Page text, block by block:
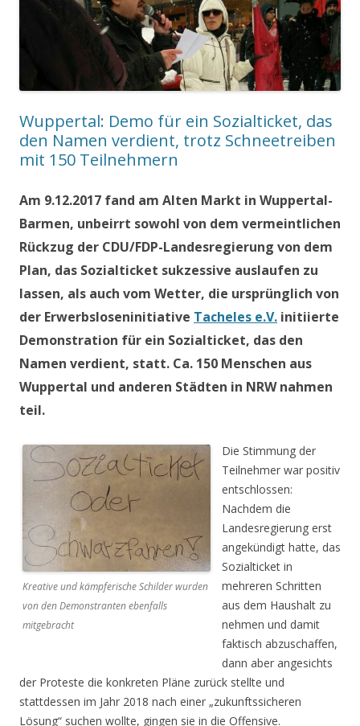
Wuppertal: Demo für ein Sozialticket, das
den Namen verdient, trotz Schneetreiben
mit 150 Teilnehmern
Am 9.12.2017 fand am Alten Markt in Wuppertal-
Barmen, unbeirrt sowohl von dem vermeintlichen
Rückzug der CDU/FDP-Landesregierung von dem
Plan, das Sozialticket sukzessive auslaufen zu
lassen, als auch vom Wetter, die ursprünglich von
der Erwerbsloseninitiative Tacheles e.V. initiierte
Demonstration für ein Sozialticket, das den
Namen verdient, statt. Ca. 150 Menschen aus
Wuppertal und anderen Städten in NRW nahmen
teil.
Kreative und kämpferische Schilder wurden
von den Demonstranten ebenfalls
mitgebracht
Die Stimmung der
Teilnehmer war positiv
entschlossen:
Nachdem die
Landesregierung erst
angekündigt hatte, das
Sozialticket in
mehreren Schritten
aus dem Haushalt zu
nehmen und damit
faktisch abzuschaffen,
dann aber angesichts
der Proteste die konkreten Pläne zurück stellte und
stattdessen im Jahr 2018 nach einer „zukunftssicheren
Lösung“ suchen wollte, gingen sie in die Offensive.